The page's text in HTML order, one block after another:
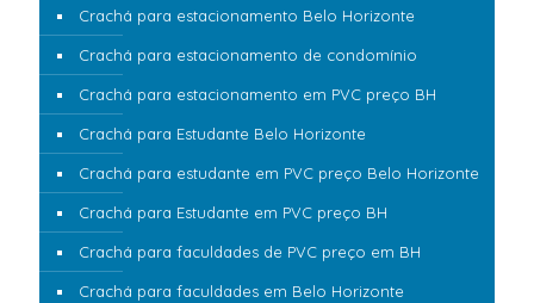
Crachá para estacionamento Belo Horizonte
Crachá para estacionamento de condomínio
Crachá para estacionamento em PVC preço BH
Crachá para Estudante Belo Horizonte
Crachá para estudante em PVC preço Belo Horizonte
Crachá para Estudante em PVC preço BH
Crachá para faculdades de PVC preço em BH
Crachá para faculdades em Belo Horizonte